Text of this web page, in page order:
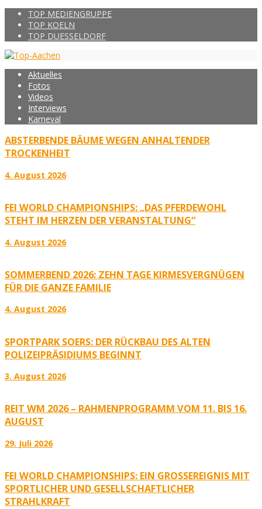
TOP MEDIENGRUPPE
TOP KOELN
TOP DUESSELDORF
Aktuelles
Fotos
Videos
Interviews
Karneval
ABSTERBENDE BÄUME WEGEN ANHALTENDER
TROCKENHEIT
4. August 2026
FEI WORLD CHAMPIONSHIPS: „DAS PFERDEWOHL
STEHT IM HERZEN DER VERANSTALTUNG“
4. August 2026
SOMMERBEND 2026: ZEHN TAGE KIRMESVERGNÜGEN
FÜR DIE GANZE FAMILIE
4. August 2026
SPORTPARK SOERS: DER RÜCKBAU DES ALTEN
POLIZEIPRÄSIDIUMS BEGINNT
3. August 2026
REIT WM 2026 – RAHMENPROGRAMM VOM 11. BIS 16.
AUGUST
29. Juli 2026
FEI WORLD CHAMPIONSHIPS: EIN GROSSEREIGNIS MIT S
PORTLICHER UND GESELLSCHAFTLICHER S
TRAHLKRAFT